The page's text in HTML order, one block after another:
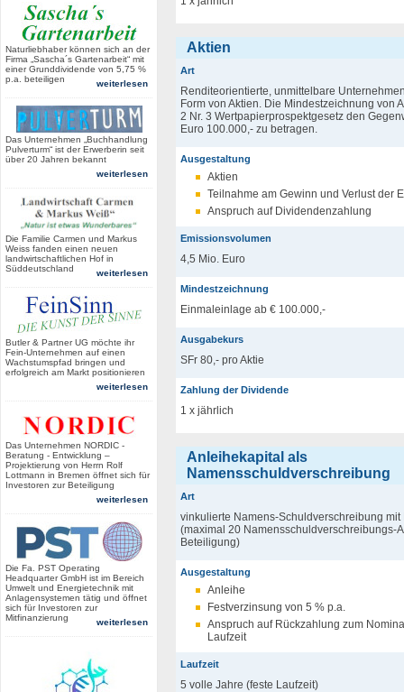
Naturliebhaber können sich an der
Firma „Sascha´s Gartenarbeit“ mit
einer Grunddividende von 5,75 %
p.a. beteiligen
weiterlesen
Das Unternehmen „Buchhandlung
Pulverturm“ ist der Erwerberin seit
über 20 Jahren bekannt
weiterlesen
Die Familie Carmen und Markus
Weiss fanden einen neuen
landwirtschaftlichen Hof in
Süddeutschland
weiterlesen
Butler & Partner UG möchte ihr
Fein-Unternehmen auf einen
Wachstumspfad bringen und
erfolgreich am Markt positionieren
weiterlesen
Das Unternehmen NORDIC -
Beratung - Entwicklung –
Projektierung von Herrn Rolf
Lottmann in Bremen öffnet sich für
Investoren zur Beteiligung
weiterlesen
Die Fa. PST Operating
Headquarter GmbH ist im Bereich
Umwelt und Energietechnik mit
Anlagensystemen tätig und öffnet
sich für Investoren zur
Mitfinanzierung
weiterlesen
Aktien
Art
Renditeorientierte, unmittelbare
Form von Aktien. Die Mindestzeichnung von
2 Nr. 3 Wertpapierprospektgesetz den
Euro 100.000,- zu betragen.
Ausgestaltung
Aktien
Teilnahme am Gewinn und Verlust der
Anspruch auf Dividendenzahlung
Emissionsvolumen
4,5 Mio. Euro
Mindestzeichnung
Einmaleinlage ab € 100.000,-
Ausgabekurs
SFr 80,- pro Aktie
Zahlung der Dividende
1 x jährlich
Anleihekapital als
Namensschuldverschreibung
Art
vinkulierte Namens-Schuldverschreibung mit
(maximal 20 Namensschuldverschreibungs-
Beteiligung)
Ausgestaltung
Anleihe
Festverzinsung von 5 % p.a.
Anspruch auf Rückzahlung zum
Laufzeit
Laufzeit
5 volle Jahre (feste Laufzeit)